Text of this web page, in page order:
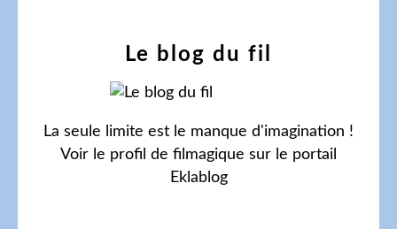
Le blog du fil
La seule limite est le manque d'imagination !
Voir le profil de filmagique sur le portail
Eklablog